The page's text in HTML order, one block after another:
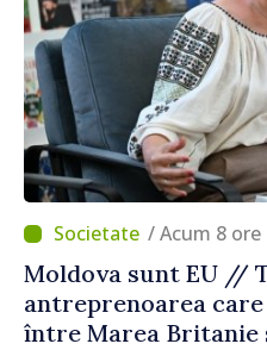
/ Acum 8 ore
Moldova sunt EU //
antreprenoarea
între Marea Britanie